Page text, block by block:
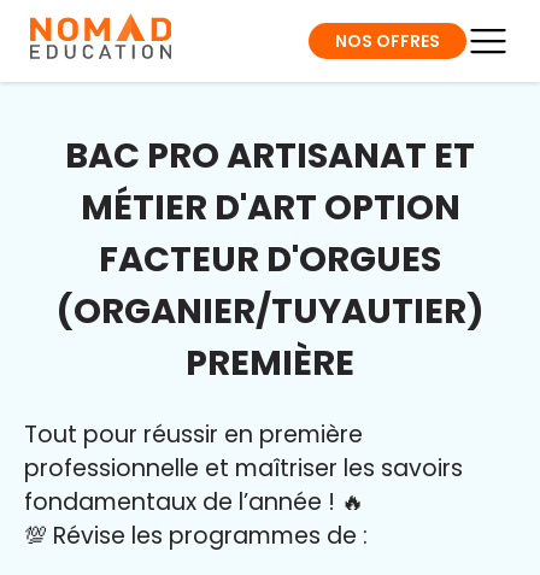
NOS OFFRES
BAC PRO ARTISANAT ET
MÉTIER D'ART OPTION
FACTEUR D'ORGUES
(ORGANIER/TUYAUTIER)
PREMIÈRE
Tout pour réussir en première
professionnelle et maîtriser les savoirs
fondamentaux de l’année ! 🔥
💯 Révise les programmes de :